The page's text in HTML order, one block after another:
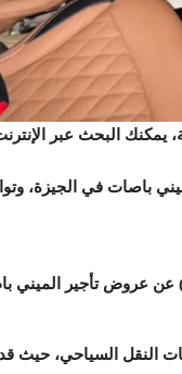
البحث عبر
باصات في الجيزة،
عروض تأجير الميني
النقل السياحي، حيث قد